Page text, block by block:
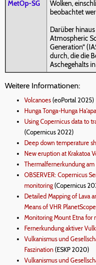
MetOp-SG
Wolken,
beobachtet
Darüber
Atmospheric
Generation“
durch, die die
Aschegehalts
Weitere Informationen:
Volcanoes (eoPortal 2025)
Hunga Tonga-Hunga
Using Copernicus data to
(Copernicus 2022)
Deep down temperature
New eruption at Krakatoa
Thermalfernerkundung am
OBSERVER: Copernicus
monitoring(Copernicus
Detailed Mapping of Lava
Means of VHR
Monitoring Mount Etna for
Fernerkundung aktiver
Vulkanismus und
Faszination (ESKP 2020)
Vulkanismus und